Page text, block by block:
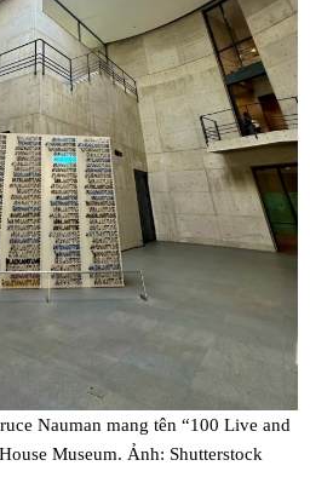
Nauman mang tên “100 Live and
Museum. Ảnh: Shutterstock